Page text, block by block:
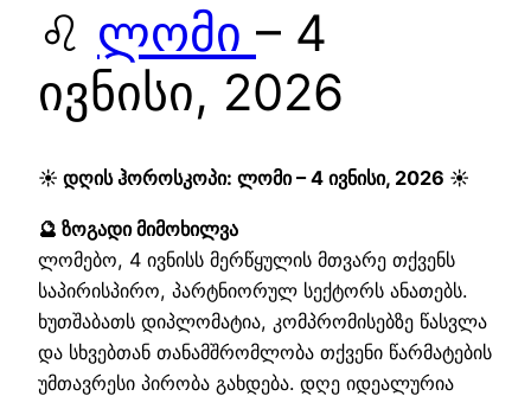
♌ ლომი – 4
ივნისი, 2026
☀️ დღის ჰოროსკოპი: ლომი – 4 ივნისი, 2026 ☀️
🔮 ზოგადი მიმოხილვა
ლომებო, 4 ივნისს მერწყულის მთვარე თქვენს
საპირისპირო, პარტნიორულ სექტორს ანათებს.
ხუთშაბათს დიპლომატია, კომპრომისებზე წასვლა
და სხვებთან თანამშრომლობა თქვენი წარმატების
უმთავრესი პირობა გახდება. დღე იდეალურია